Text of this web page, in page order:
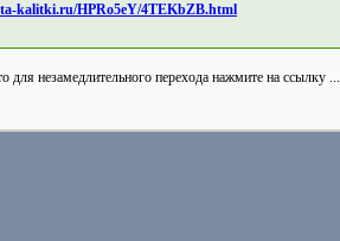
kalitki.ru/HPRo5eY/4TEKbZB.html
для незамедлительного перехода нажмите на ссылку ...